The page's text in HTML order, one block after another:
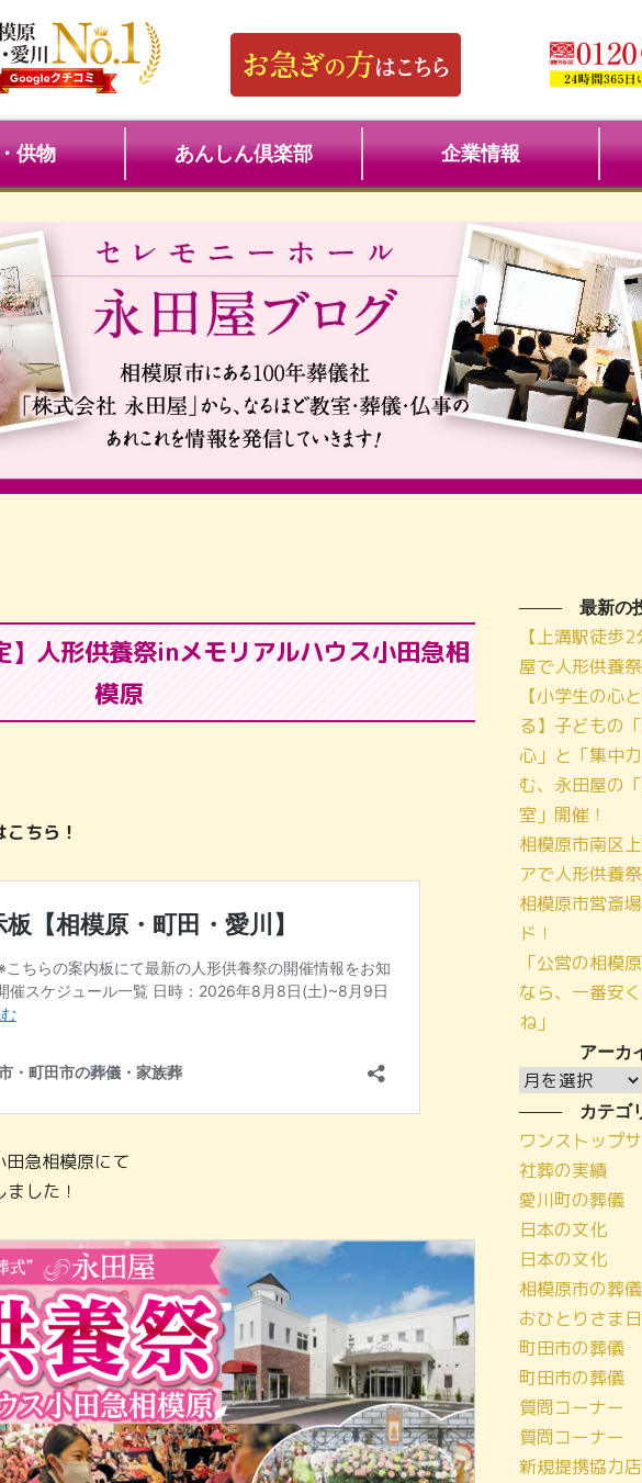
供物 あんしん倶楽部 企業情報
】人形供養祭inメモリアルハウス小田急相
模原
ちら！
急相模原にて
した！
最新の
【上溝駅徒歩
屋で人形供養
【小学生の心
る】子どもの
心」と「集中
む、永田屋の
室」開催！
相模原市南区
アで人形供養
相模原市営斎
ド！
「公営の相模
なら、一番安
ね」
アーカ
ア
ー
カ
イ
ブ
カテゴ
ワンストップ
社葬の実績
愛川町の葬儀
日本の文化
日本の文化
相模原市の葬儀
おひとりさま
町田市の葬儀
町田市の葬儀
質問コーナー
質問コーナー
新規提携協力店